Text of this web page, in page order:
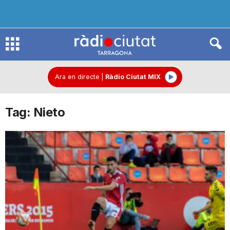
R
d
C
Ara en directe Ràdio Ciutat MIX
Tag: Nieto